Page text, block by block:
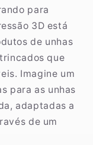
para
3D está
de unhas
que
Imagine um
para as unhas
adaptadas a
de um